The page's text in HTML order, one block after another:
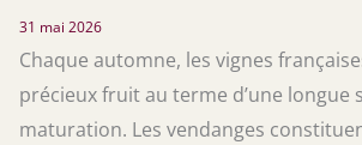
31 mai 2026
Chaque automne, les vignes
précieux fruit au terme d’une longue
maturation. Les vendanges